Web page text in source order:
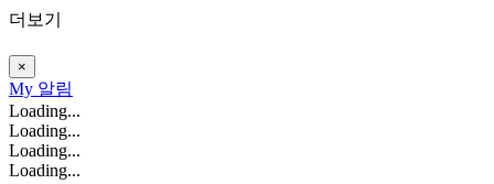
더보기
×
My 알림
Loading...
Loading...
Loading...
Loading...